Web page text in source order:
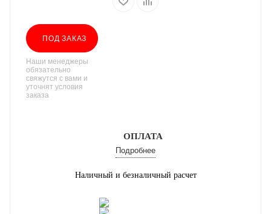
ПОД ЗАКАЗ
Наши менеджеры
обязательно
свяжутся с вами и
уточнят условия
заказа
ОПЛАТА
Подробнее
Наличный и безналичный расчет